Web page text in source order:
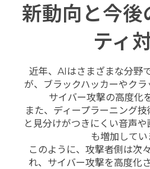
新動向と今後
ティ
近年、AIはさまざまな分野
が、ブラックハッカーやクラ
サイバー攻撃の高度化
また、ディープラーニング
と見分けがつきにくい音声
も増加してい
このように、攻撃者側は次
れ、サイバー攻撃を高度化